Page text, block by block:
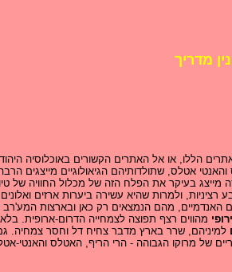
מדריך
הללו, או אל האתרים הקשורים באוכלוסיה
אטלס, שתולדותיהם הגיאולוגיים מייצגים
מייצג בעיקר את הפלח הזה של מכלול החוויה של
ולמרות שהיא עשירה ביערות ארזים
האנדמיים, מהם הנמצאים רק כאן ובארצות
מהווים רצף תפוצה לצמחייה הדרום-ארופית.
למיניהם, שרר בארץ מדבר צחיח דל וחסר צמחיה.
של מרוקו הגבוהה - הרי הריף, האטלס והאנטי-